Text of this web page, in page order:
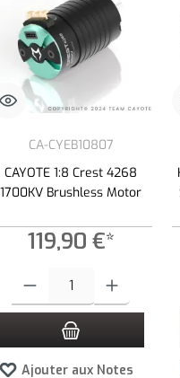
CA-CYEB10807
CAYOTE 1:8 Crest 4268
1700KV Brushless Motor
119,90 €*
Ajouter aux Notes